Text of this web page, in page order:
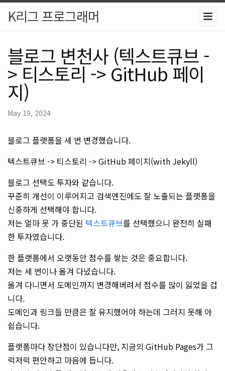
K리그 프로그래머
블로그 변천사 (텍스트큐브 -
> 티스토리 -> GitHub 페이
지)
May 19, 2024
블로그 플랫폼을 세 번 변경했습니다.
텍스트큐브 -> 티스토리 -> GitHub 페이지(with Jekyll)
블로그 선택도 투자와 같습니다.
꾸준히 개선이 이루어지고 검색엔진에도 잘 노출되는 플랫폼을
신중하게 선택해야 합니다.
저는 얼마 못 가 중단된 텍스트큐브를 선택했으니 완전히 실패
한 투자였습니다.
한 플랫폼에서 오랫동안 점수를 쌓는 것은 중요합니다.
저는 세 번이나 옮겨 다녔습니다.
옮겨 다니면서 도메인까지 변경해버려서 점수를 많이 잃었을 겁
니다.
도메인과 링크들 만큼은 잘 유지했어야 하는데 그러지 못해 아
쉽습니다.
플랫폼마다 장단점이 있습니다만, 지금의 GitHub Pages가 그
럭저럭 편안하고 마음에 듭니다.